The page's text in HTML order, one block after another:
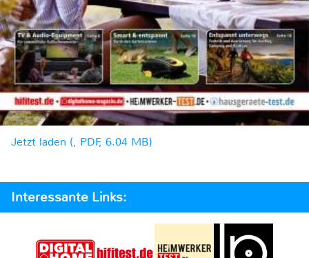
Jetzt laden (, PDF, 6.04 MB)
Interessante Links: